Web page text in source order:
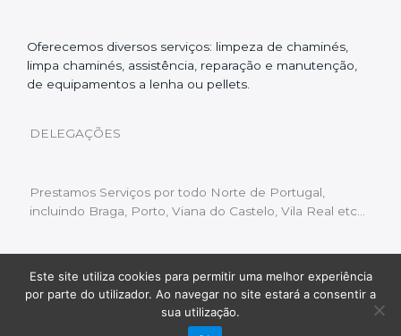
Oferecemos diversos serviços: limpeza de chaminés,
limpa chaminés, assistência, reparação e manutenção,
de equipamentos a lenha ou pellets.
DELEGAÇÕES
Prestamos Serviços por todo Norte de Portugal,
incluindo Braga, Porto, Viana do Castelo, Vila Real etc…
Livro de Reclamações | Política de Privacidade
Copyright © 2022 Limpeza Chaminés | Desenvolvido
Fluxo Digital – a inovar a web
Este site utiliza cookies para permitir uma melhor experiência
por parte do utilizador. Ao navegar no site estará a consentir a
sua utilização.